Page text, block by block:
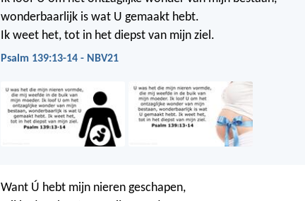
wonderbaarlijk is wat U gemaakt hebt.
Ik weet het, tot in het diepst van mijn ziel.
Psalm 139:13-14 - NBV21
Want Ú hebt mijn nieren geschapen,